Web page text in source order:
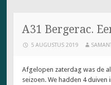
A31 Bergerac.
5 AUGUSTUS 2019
Afgelopen zaterdag was de
seizoen. We hadden 4